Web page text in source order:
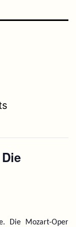
Die Mozart-Oper